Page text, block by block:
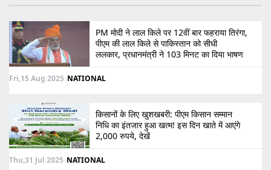
PM मोदी ने लाल किले पर 12वीं बार फहराया तिरंगा,
पीएम की लाल किले से पाकिस्तान को सीधी
ललकार, प्रधानमंत्री ने 103 मिनट का दिया भाषण
Fri,15 Aug 2025 NATIONAL
किसानों के लिए खुशखबरी: पीएम किसान सम्मान
निधि का इंतजार हुआ खत्म! इस दिन खाते में आएंगे
2,000 रुपये, देखें
Thu,31 Jul 2025 NATIONAL